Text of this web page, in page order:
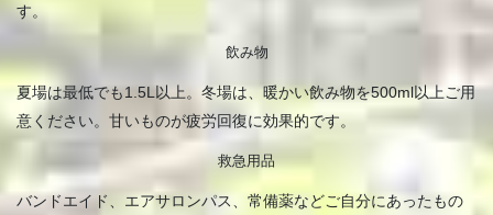
す。
飲み物
夏場は最低でも1.5L以上。冬場は、暖かい飲み物を500ml以上ご用
意ください。甘いものが疲労回復に効果的です。
救急用品
バンドエイド、エアサロンパス、常備薬などご自分にあったもの